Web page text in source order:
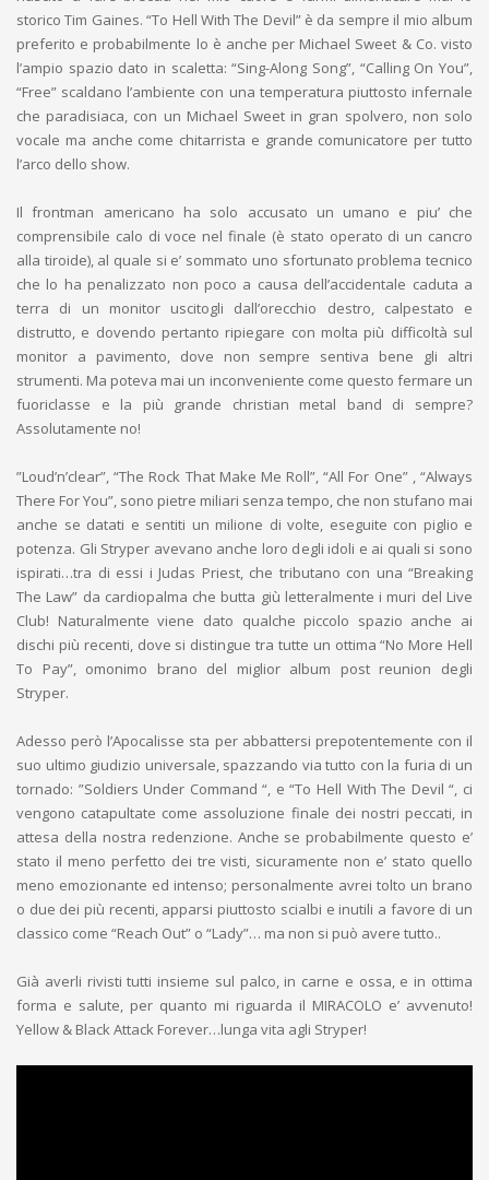
storico Tim Gaines. “To Hell With The Devil” è da sempre il mio album
preferito e probabilmente lo è anche per Michael Sweet & Co. visto
l’ampio spazio dato in scaletta: “Sing-Along Song”, “Calling On You”,
“Free” scaldano l’ambiente con una temperatura piuttosto infernale
che paradisiaca, con un Michael Sweet in gran spolvero, non solo
vocale ma anche come chitarrista e grande comunicatore per tutto
l’arco dello show.
Il frontman americano ha solo accusato un umano e piu’ che
comprensibile calo di voce nel finale (è stato operato di un cancro
alla tiroide), al quale si e’ sommato uno sfortunato problema tecnico
che lo ha penalizzato non poco a causa dell’accidentale caduta a
terra di un monitor uscitogli dall’orecchio destro, calpestato e
distrutto, e dovendo pertanto ripiegare con molta più difficoltà sul
monitor a pavimento, dove non sempre sentiva bene gli altri
strumenti. Ma poteva mai un inconveniente come questo fermare un
fuoriclasse e la più grande christian metal band di sempre?
Assolutamente no!
”Loud’n’clear”, “The Rock That Make Me Roll”, “All For One” , “Always
There For You”, sono pietre miliari senza tempo, che non stufano mai
anche se datati e sentiti un milione di volte, eseguite con piglio e
potenza. Gli Stryper avevano anche loro degli idoli e ai quali si sono
ispirati…tra di essi i Judas Priest, che tributano con una “Breaking
The Law” da cardiopalma che butta giù letteralmente i muri del Live
Club! Naturalmente viene dato qualche piccolo spazio anche ai
dischi più recenti, dove si distingue tra tutte un ottima “No More Hell
To Pay”, omonimo brano del miglior album post reunion degli
Stryper.
Adesso però l’Apocalisse sta per abbattersi prepotentemente con il
suo ultimo giudizio universale, spazzando via tutto con la furia di un
tornado: ”Soldiers Under Command “, e “To Hell With The Devil “, ci
vengono catapultate come assoluzione finale dei nostri peccati, in
attesa della nostra redenzione. Anche se probabilmente questo e’
stato il meno perfetto dei tre visti, sicuramente non e’ stato quello
meno emozionante ed intenso; personalmente avrei tolto un brano
o due dei più recenti, apparsi piuttosto scialbi e inutili a favore di un
classico come “Reach Out” o “Lady”… ma non si può avere tutto..
Già averli rivisti tutti insieme sul palco, in carne e ossa, e in ottima
forma e salute, per quanto mi riguarda il MIRACOLO e’ avvenuto!
Yellow & Black Attack Forever…lunga vita agli Stryper!